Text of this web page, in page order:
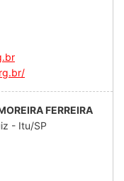
FERREIRA
- Itu/SP